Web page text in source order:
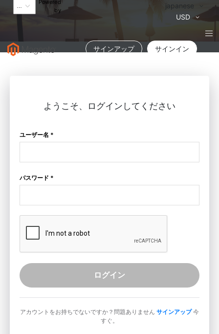
Powered
by
言
japanese
USD
サインアップ サインイン
ようこそ、ログインしてください
ユーザー名 *
パスワード *
ログイン
アカウントをお持ちでないですか？問題ありません サインアップ今
すぐ。